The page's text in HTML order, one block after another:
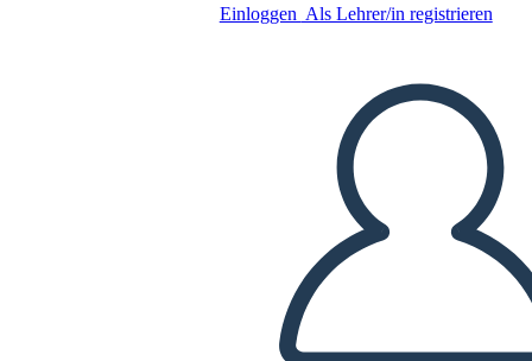
Einloggen Als Lehrer/in registrieren
NEWTON "UN LEGADO
QUE SIGUE BRILLANDO"
Kopieren Sie dieses Storyboard
ERSTELLEN SIE EIN STORYBOARD
DIASHOW ABSPIELEN